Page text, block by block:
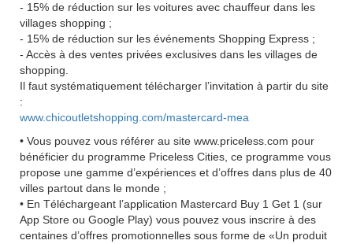
- 15% de réduction sur les voitures avec chauffeur dans les
villages shopping ;
- 15% de réduction sur les événements Shopping Express ;
- Accès à des ventes privées exclusives dans les villages de
shopping.
Il faut systématiquement télécharger l’invitation à partir du site
:
www.chicoutletshopping.com/mastercard-mea
• Vous pouvez vous référer au site www.priceless.com pour
bénéficier du programme Priceless Cities, ce programme vous
propose une gamme d’expériences et d’offres dans plus de 40
villes partout dans le monde ;
• En Téléchargeant l’application Mastercard Buy 1 Get 1 (sur
App Store ou Google Play) vous pouvez vous inscrire à des
centaines d’offres promotionnelles sous forme de «Un produit